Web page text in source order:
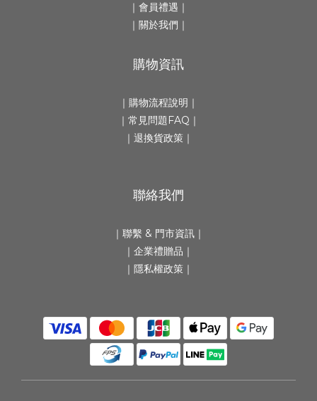
｜會員禮遇｜
｜ 關於我們 ｜
購物資訊
｜ 購物流程說明 ｜
｜ 常見問題FAQ ｜
｜ 退換貨政策 ｜
聯絡我們
｜ 聯繫 & 門市資訊 ｜
｜ 企業禮贈品 ｜
｜隱私權政策｜